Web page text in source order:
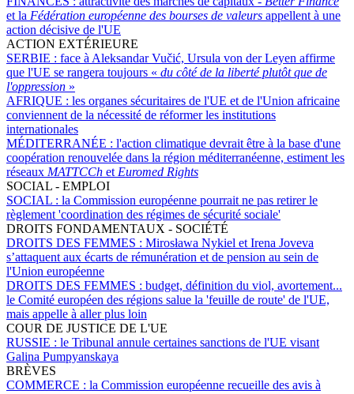
et la Fédération européenne des bourses de valeurs appellent à une
action décisive de l'UE
ACTION EXTÉRIEURE
SERBIE : face à Aleksandar Vučić, Ursula von der Leyen affirme
que l'UE se rangera toujours « du côté de la liberté plutôt que de
l'oppression »
AFRIQUE : les organes sécuritaires de l'UE et de l'Union africaine
conviennent de la nécessité de réformer les institutions
internationales
MÉDITERRANÉE : l'action climatique devrait être à la base d'une
coopération renouvelée dans la région méditerranéenne, estiment les
réseaux MATTCCh et Euromed Rights
SOCIAL - EMPLOI
SOCIAL : la Commission européenne pourrait ne pas retirer le
règlement 'coordination des régimes de sécurité sociale'
DROITS FONDAMENTAUX - SOCIÉTÉ
DROITS DES FEMMES : Mirosława Nykiel et Irena Joveva
s’attaquent aux écarts de rémunération et de pension au sein de
l'Union européenne
DROITS DES FEMMES : budget, définition du viol, avortement...
le Comité européen des régions salue la 'feuille de route' de l'UE,
mais appelle à aller plus loin
COUR DE JUSTICE DE L'UE
RUSSIE : le Tribunal annule certaines sanctions de l'UE visant
Galina Pumpyanskaya
BRÈVES
COMMERCE : la Commission européenne recueille des avis à